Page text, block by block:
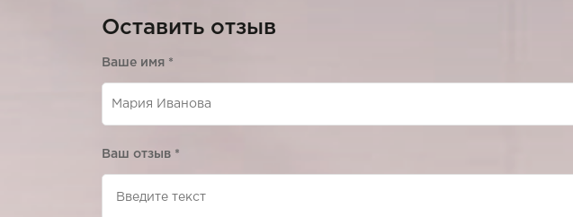
Оставить отзыв
Ваше имя *
Ваш отзыв *